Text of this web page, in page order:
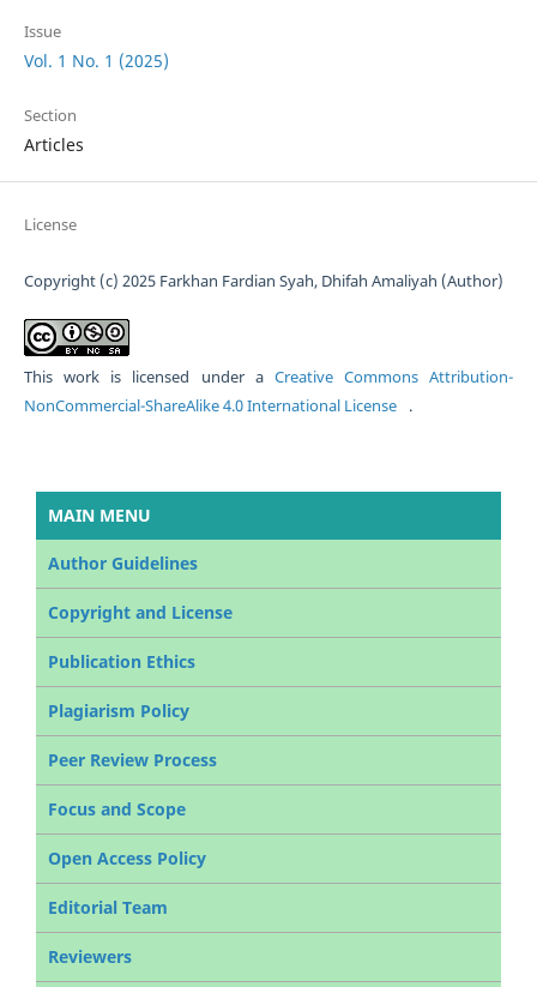
Issue
Vol. 1 No. 1 (2025)
Section
Articles
License
Copyright (c) 2025 Farkhan Fardian Syah, Dhifah Amaliyah (Author)
This work is licensed under a Creative Commons Attribution-
NonCommercial-ShareAlike 4.0 International License
.
MAIN MENU
Author Guidelines
Copyright and License
Publication Ethics
Plagiarism Policy
Peer Review Process
Focus and Scope
Open Access Policy
Editorial Team
Reviewers